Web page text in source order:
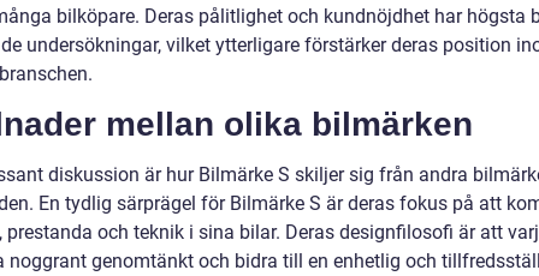
bilköpare. Deras pålitlighet och kundnöjdhet har högsta
undersökningar, vilket ytterligare förstärker deras position
mellan olika bilmärken
diskussion är hur Bilmärke S skiljer sig från andra
En tydlig särprägel för Bilmärke S är deras fokus på att
prestanda och teknik i sina bilar. Deras designfilosofi är att
noggrant genomtänkt och bidra till en enhetlig och